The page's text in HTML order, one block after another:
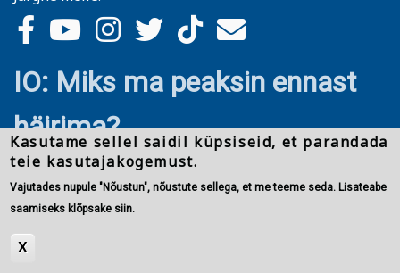
IO: Miks ma peaksin ennast
häirima?
Kasutame sellel saidil küpsiseid, et parandada
teie kasutajakogemust.
Vajutades nupule "Nõustun", nõustute sellega, et me teeme seda. Lisateabe
saamiseks klõpsake siin.
X